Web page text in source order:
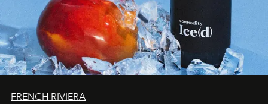
FRENCH RIVIERA